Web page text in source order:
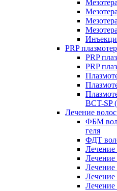
PRP
PRP
PRP
BCT-SP
Лечение
ФБМ
геля
ФДТ
Лечение
Лечение
Лечение
Лечение
Лечение